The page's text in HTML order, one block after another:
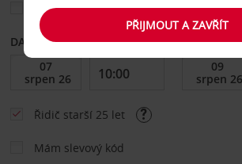
Vyberte si jiné místo vrácení
DATUM OD DATUM DO
Řidič starší 25 let
Mám slevový kód
PŘIJMOUT A ZAVŘÍT